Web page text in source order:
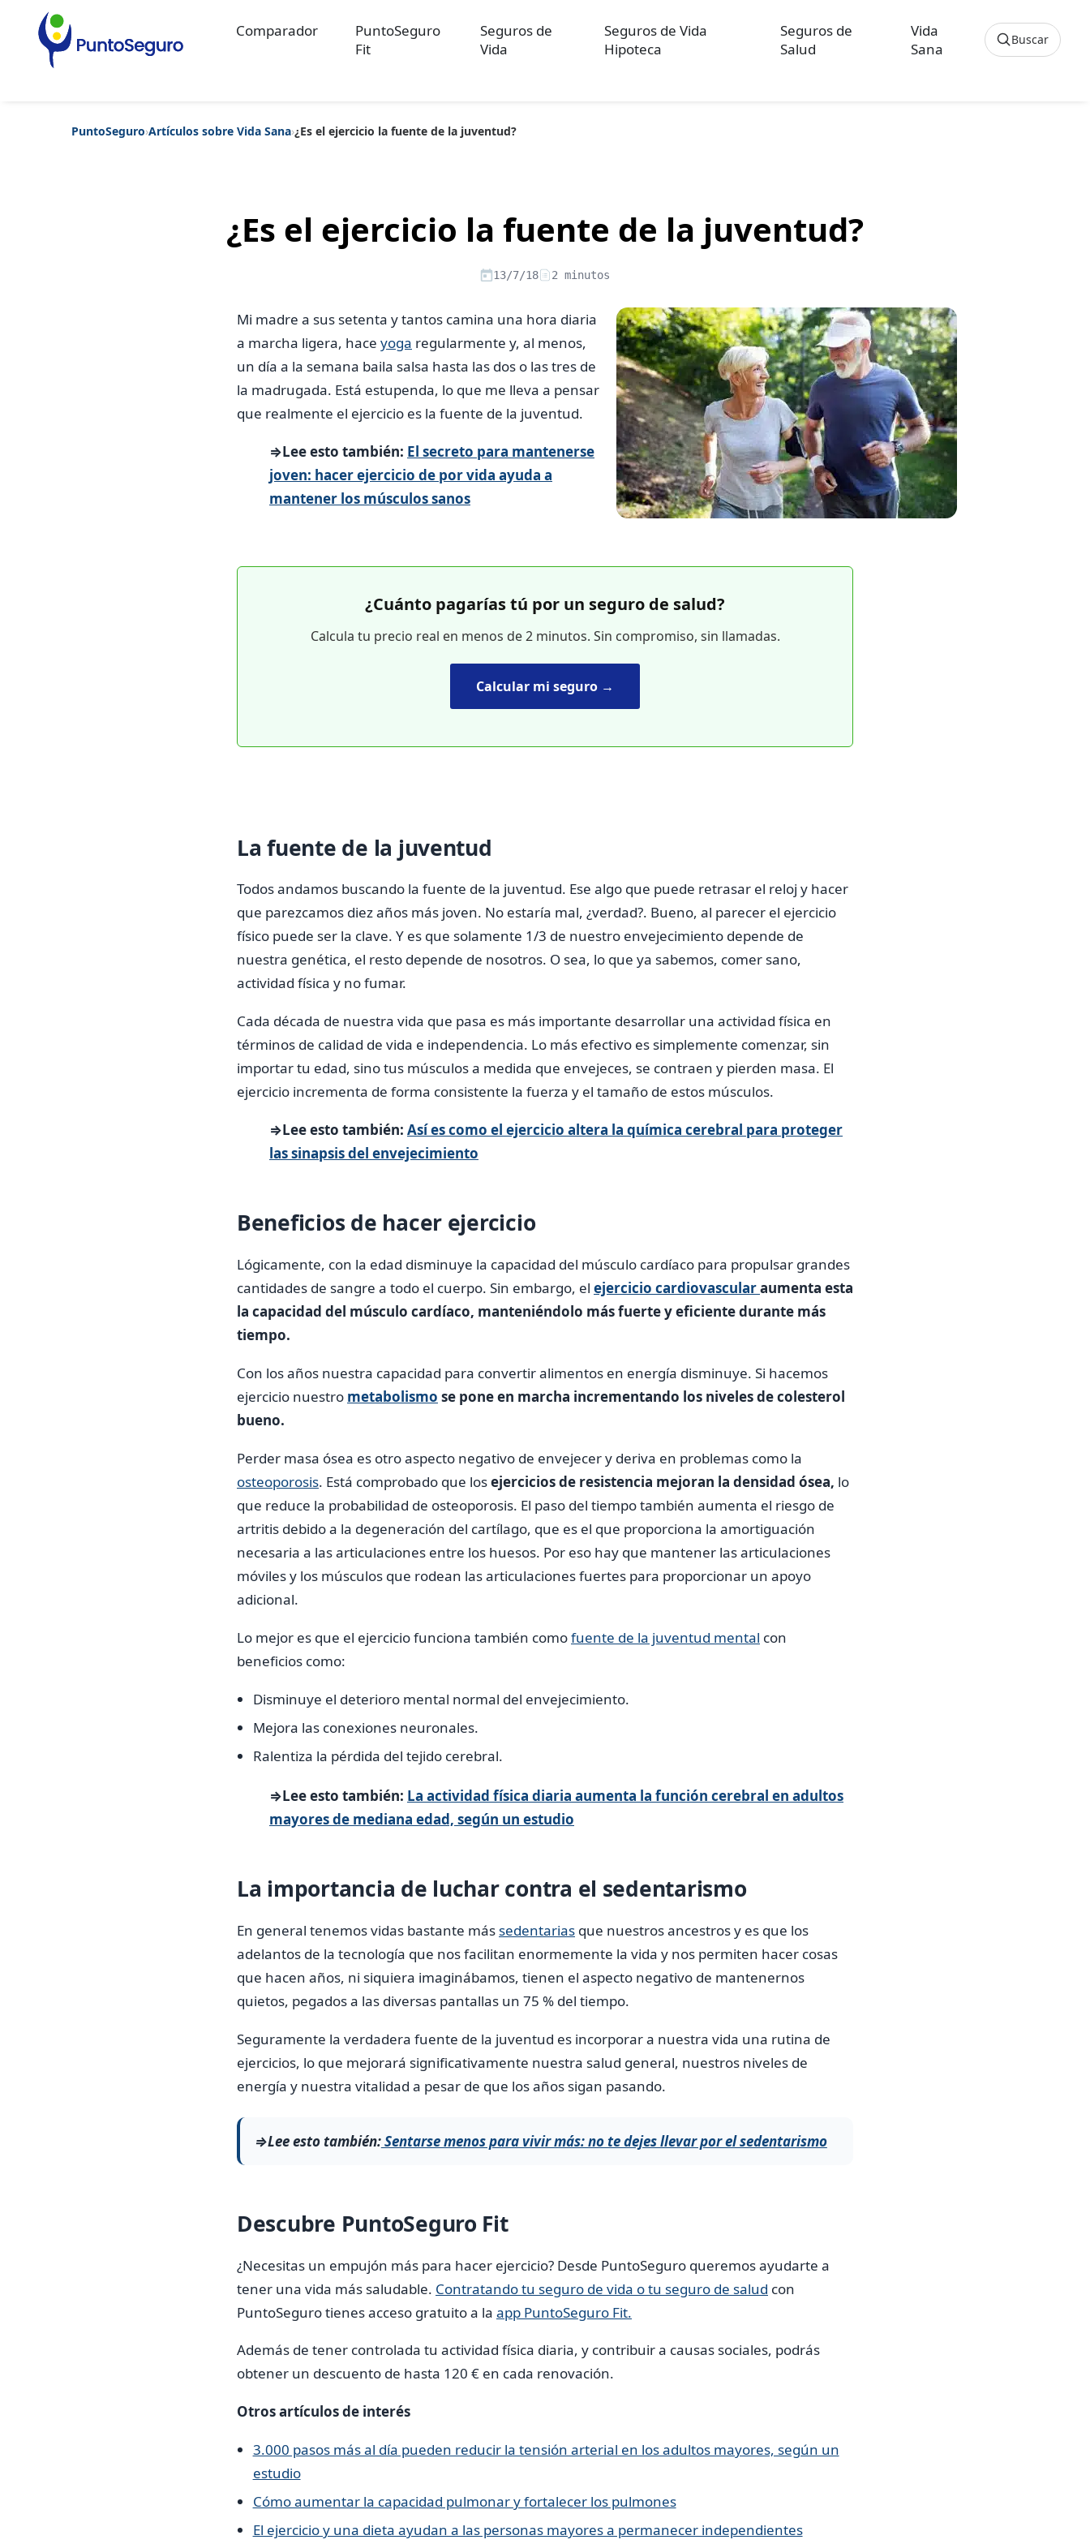
Comparador
PuntoSeguro
Fit
Seguros de
Vida
Seguros de Vida
Hipoteca
Seguros de
Salud
Vida
Sana
Buscar
PuntoSeguro›Artículos sobre Vida Sana›¿Es el ejercicio la fuente de la juventud?
¿Es el ejercicio la fuente de la juventud?
13/7/18 2 minutos
Mi madre a sus setenta y tantos camina una hora diaria
a marcha ligera, hace yoga regularmente y, al menos,
un día a la semana baila salsa hasta las dos o las tres de
la madrugada. Está estupenda, lo que me lleva a pensar
que realmente el ejercicio es la fuente de la juventud.
⇒Lee esto también: El secreto para mantenerse
joven: hacer ejercicio de por vida ayuda a
mantener los músculos sanos
¿Cuánto pagarías tú por un seguro de salud?
Calcula tu precio real en menos de 2 minutos. Sin compromiso, sin llamadas.
Calcular mi seguro →
La fuente de la juventud
Todos andamos buscando la fuente de la juventud. Ese algo que puede retrasar el reloj y hacer
que parezcamos diez años más joven. No estaría mal, ¿verdad?. Bueno, al parecer el ejercicio
físico puede ser la clave. Y es que solamente 1/3 de nuestro envejecimiento depende de
nuestra genética, el resto depende de nosotros. O sea, lo que ya sabemos, comer sano,
actividad física y no fumar.
Cada década de nuestra vida que pasa es más importante desarrollar una actividad física en
términos de calidad de vida e independencia. Lo más efectivo es simplemente comenzar, sin
importar tu edad, sino tus músculos a medida que envejeces, se contraen y pierden masa. El
ejercicio incrementa de forma consistente la fuerza y ​​el tamaño de estos músculos.
⇒Lee esto también: Así es como el ejercicio altera la química cerebral para proteger
las sinapsis del envejecimiento
Beneficios de hacer ejercicio
Lógicamente, con la edad disminuye la capacidad del músculo cardíaco para propulsar grandes
cantidades de sangre a todo el cuerpo. Sin embargo, el ejercicio cardiovascularaumenta esta
la capacidad del músculo cardíaco, manteniéndolo más fuerte y eficiente durante más
tiempo.
Con los años nuestra capacidad para convertir alimentos en energía disminuye. Si hacemos
ejercicio nuestro metabolismo se pone en marcha incrementando los niveles de colesterol
bueno.
Perder masa ósea es otro aspecto negativo de envejecer y deriva en problemas como la
osteoporosis. Está comprobado que losejercicios de resistencia mejoran la densidad ósea, lo
que reduce la probabilidad de osteoporosis. El paso del tiempo también aumenta el riesgo de
artritis debido a la degeneración del cartílago, que es el que proporciona la amortiguación
necesaria a las articulaciones entre los huesos. Por eso hay que mantener las articulaciones
móviles y los músculos que rodean las articulaciones fuertes para proporcionar un apoyo
adicional.
Lo mejor es que el ejercicio funciona también comofuente de la juventud mental con
beneficios como:
Disminuye el deterioro mental normal del envejecimiento.
Mejora las conexiones neuronales.
Ralentiza la pérdida del tejido cerebral.
⇒Lee esto también: La actividad física diaria aumenta la función cerebral en adultos
mayores de mediana edad, según un estudio
La importancia de luchar contra el sedentarismo
En general tenemos vidas bastante más sedentarias que nuestros ancestros y es que los
adelantos de la tecnología que nos facilitan enormemente la vida y nos permiten hacer cosas
que hacen años, ni siquiera imaginábamos, tienen el aspecto negativo de mantenernos
quietos, pegados a las diversas pantallas un 75 % del tiempo.
Seguramente la verdadera fuente de la juventud es incorporar a nuestra vida una rutina de
ejercicios, lo que mejorará significativamente nuestra salud general, nuestros niveles de
energía y nuestra vitalidad a pesar de que los años sigan pasando.
⇒Lee esto también:Sentarse menos para vivir más: no te dejes llevar por el sedentarismo
Descubre PuntoSeguro Fit
¿Necesitas un empujón más para hacer ejercicio? Desde PuntoSeguro queremos ayudarte a
tener una vida más saludable. Contratando tu seguro de vida o tu seguro de salud con
PuntoSeguro tienes acceso gratuito a la app PuntoSeguro Fit.
Además de tener controlada tu actividad física diaria, y contribuir a causas sociales, podrás
obtener un descuento de hasta 120 € en cada renovación.
Otros artículos de interés
3.000 pasos más al día pueden reducir la tensión arterial en los adultos mayores, según un
estudio
Cómo aumentar la capacidad pulmonar y fortalecer los pulmones
El ejercicio y una dieta ayudan a las personas mayores a permanecer independientes